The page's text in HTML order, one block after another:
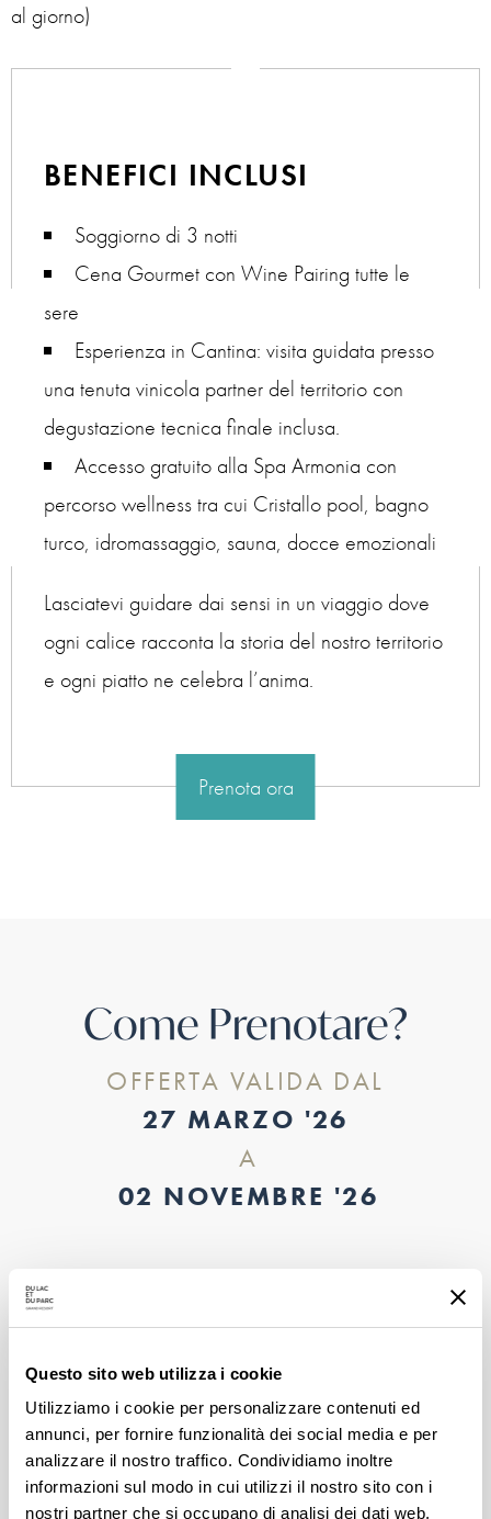
Questo sito web utilizza i cookie
Utilizziamo i cookie per personalizzare contenuti ed
annunci, per fornire funzionalità dei social media e per
analizzare il nostro traffico. Condividiamo inoltre
informazioni sul modo in cui utilizzi il nostro sito con i
nostri partner che si occupano di analisi dei dati web,
BENEFICI INCLUSI
Soggiorno di 3 notti
Cena Gourmet con Wine Pairing tutte le
sere
Esperienza in Cantina: visita guidata presso
una tenuta vinicola partner del territorio con
degustazione tecnica finale inclusa.
Accesso gratuito alla Spa Armonia con
percorso wellness tra cui Cristallo pool, bagno
turco, idromassaggio, sauna, docce emozionali
Lasciatevi guidare dai sensi in un viaggio dove
ogni calice racconta la storia del nostro territorio
e ogni piatto ne celebra l’anima.
Prenota ora
al giorno)
Come Prenotare?
OFFERTA VALIDA DAL
27 MARZO '26
A
02 NOVEMBRE '26
PRENOTA ONLINE
Prenota Online
Prenota online